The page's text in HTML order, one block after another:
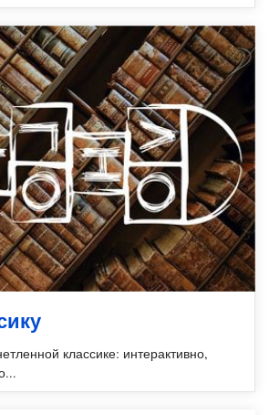
классике: интерактивно,